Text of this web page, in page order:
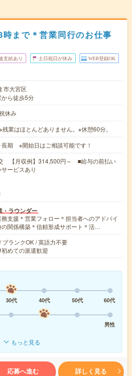
まで＊営業同行のお仕事
支給あり 土日祝日が休み WEB登録OK
市大宮区
から徒歩5分
休み
業はほとんどありません。※休憩60分。
長期 ※開始日はご相談可能です！
【月収例】314,500円～ ■給与の前払い
ービスあり
・ラウンダー
務支援＊営業フォロー＊担当者へのアドバイ
の関係構築＊信頼形成サポート＊活…
ブランクOK / 英語力不要
めての派遣歓迎
30代 40代 50代
60代
男性
もっと見る
応募へ進む 詳しく見る